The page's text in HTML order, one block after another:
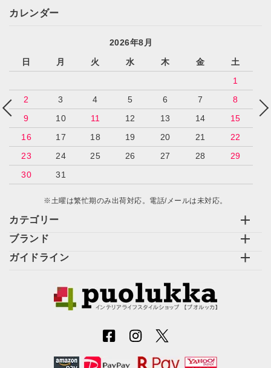
カテゴリー
ブランド
ガイドライン
カレンダー
2026年8月
日
月 火 水 木 金
土
1
2
3 4 5 6 7
8
9
10 11 12 13 14
15
16
17 18 19 20 21
22
23
24 25 26 27 28
29
30
31
※土曜は繁忙期のみ出荷対応。電話/メールは未対応。